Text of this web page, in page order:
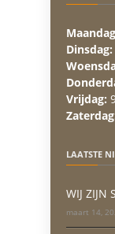
Dinsdag:
Vrijdag:
LAATSTE
WIJ ZIJN
maart 14,